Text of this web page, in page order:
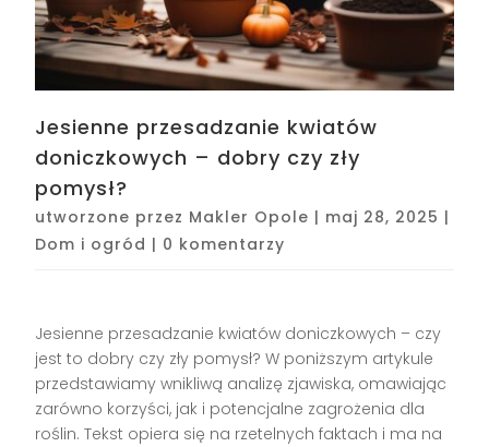
Jesienne przesadzanie kwiatów
doniczkowych – dobry czy zły
pomysł?
utworzone przez Makler Opole | maj 28, 2025 |
Dom i ogród | 0 komentarzy
Jesienne przesadzanie kwiatów doniczkowych – czy
jest to dobry czy zły pomysł? W poniższym artykule
przedstawiamy wnikliwą analizę zjawiska, omawiając
zarówno korzyści, jak i potencjalne zagrożenia dla
roślin. Tekst opiera się na rzetelnych faktach i ma na